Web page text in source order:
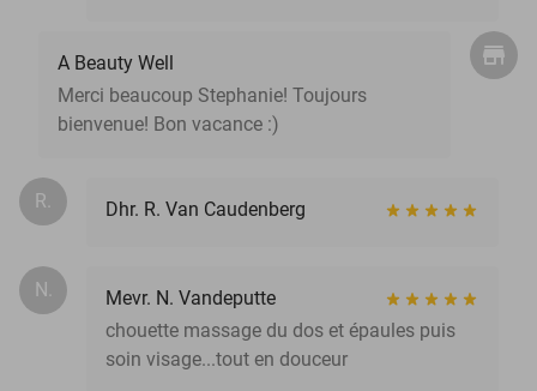
A Beauty Well
Merci beaucoup Stephanie! Toujours
bienvenue! Bon vacance :)
R. Dhr. R. Van Caudenberg
N.
Mevr. N. Vandeputte
chouette massage du dos et épaules puis
soin visage...tout en douceur